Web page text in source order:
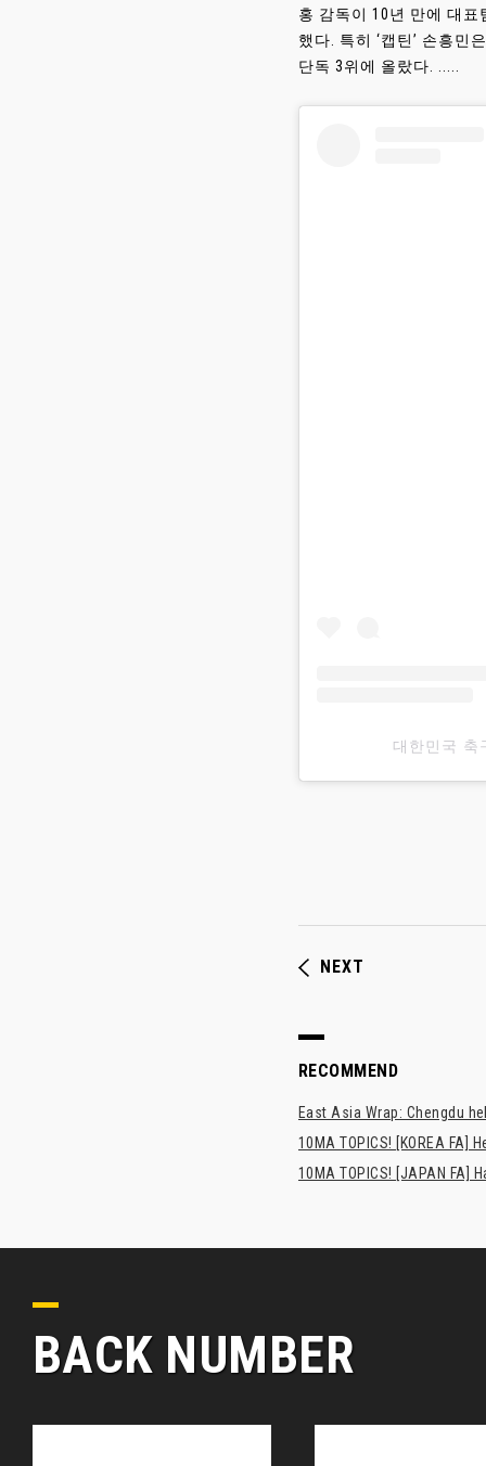
홍 감독이 10년 만에 대
했다. 특히 ‘캡틴’ 손흥민
단독 3위에 올랐다. .....
대한민국 축
NEXT
RECOMMEND
East Asia Wrap: Chengdu
10MA TOPICS! [KOREA FA]
10MA TOPICS! [JAPAN
BACK NUMBER